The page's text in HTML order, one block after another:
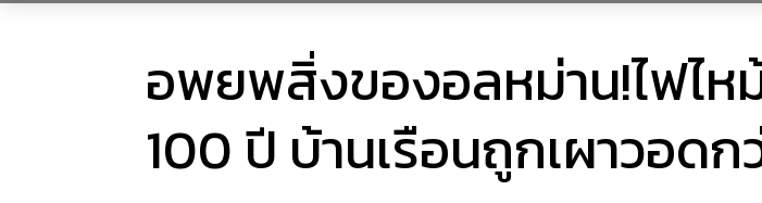
อพยพสิ่งของอลหม่าน!ไฟไห
100 ปี บ้านเรือนถูกเผาวอดก